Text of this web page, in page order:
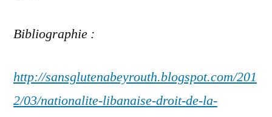
Bibliographie :
http://sansglutenabeyrouth.blogspot.com/201
2/03/nationalite-libanaise-droit-de-la-